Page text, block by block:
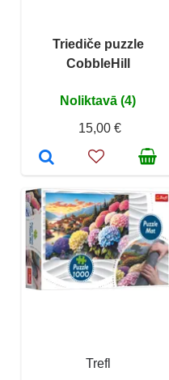
Triediče puzzle
CobbleHill
Noliktavā (4)
15,00 €
Trefl